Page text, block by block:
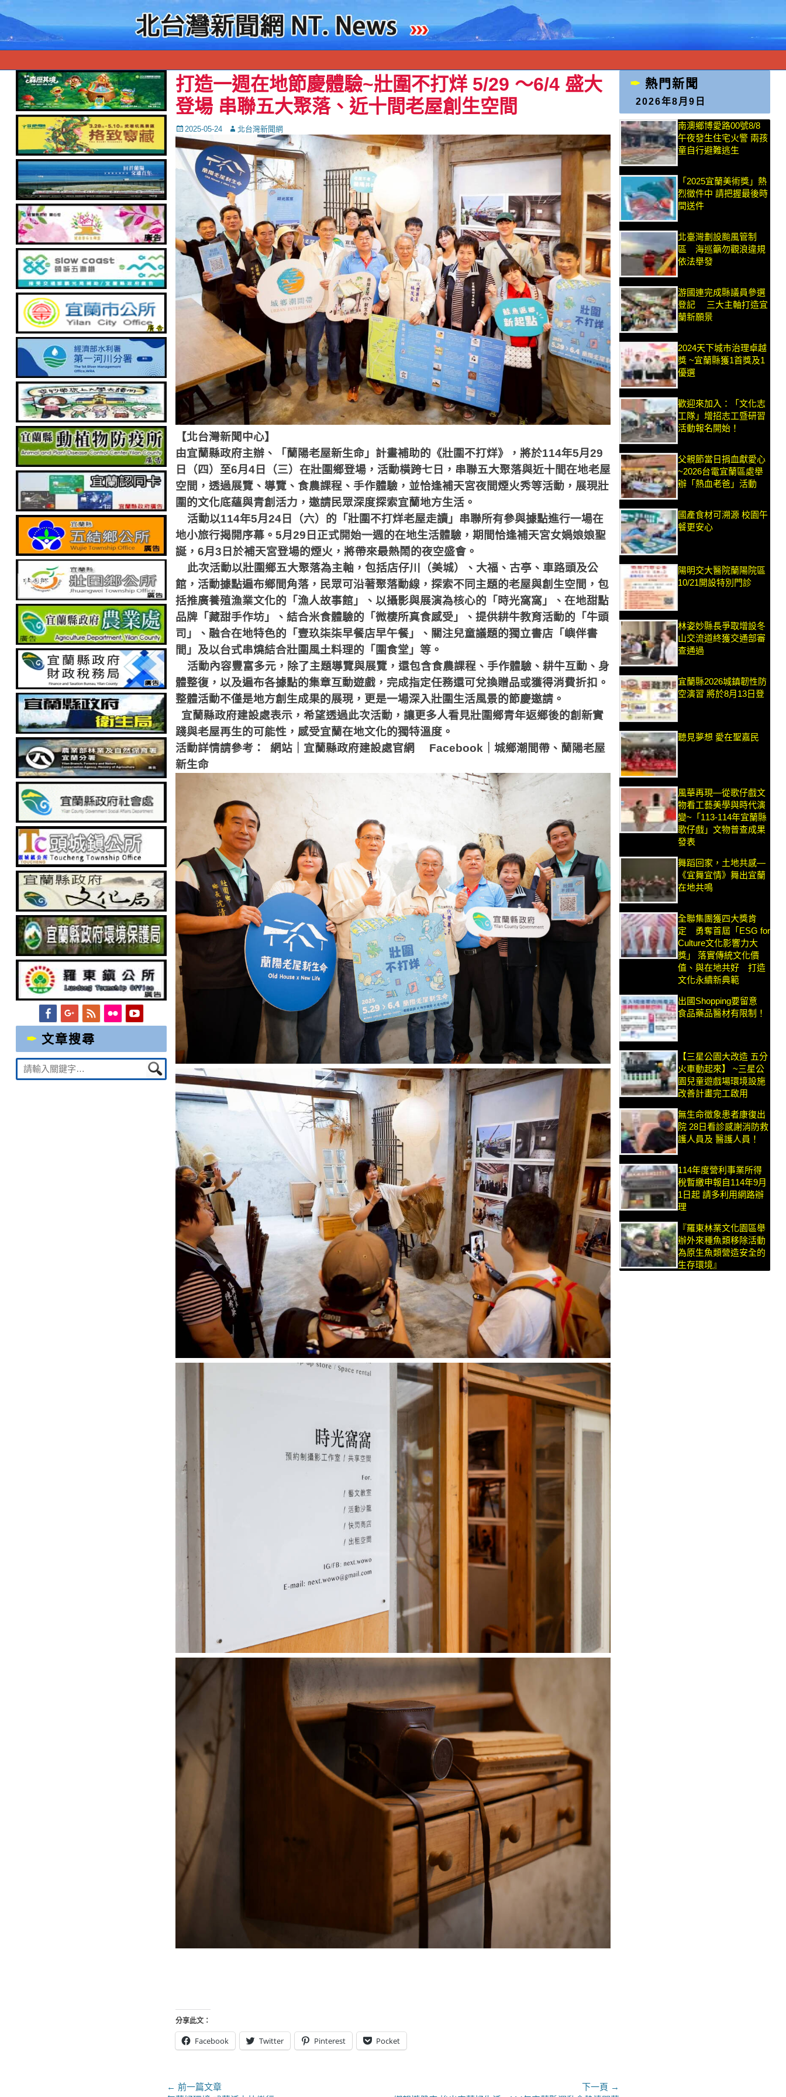
打造一週在地節慶體驗~壯圍不打烊 5/29 ～6/4 盛大
登場 串聯五大聚落、近十間老屋創生空間
Posted
on
2025-05-24 Autor北台灣新聞網
【北台灣新聞中心】
由宜蘭縣政府主辦、「蘭陽老屋新生命」計畫補助的《壯圍不打烊》，將於114年5月 29
日（四）至6月 4日（三）在壯圍鄉登場，活動橫跨七日，串聯五大聚落與近十間在地老屋
空間，透過展覽、導覽、食農課程、手作體驗，並恰逢補天宮夜間煙火秀等活動，展現壯
圍的文化底蘊與青創活力，邀請民眾深度探索宜蘭地方生活。
活動以114年5月 24日（六）的「壯圍不打烊老屋走讀」串聯所有參與據點進行一場在
地小旅行揭開序幕。 5月 29 日正式開始一週的在地生活體驗，期間恰逢補天宮女媧娘娘聖
誕， 6月 3 日於補天宮登場的煙火，將帶來最熱鬧的夜空盛會。
此次活動以壯圍鄉五大聚落為主軸，包括店仔川（美城）、大福、古亭、車路頭及公
館，活動據點遍布鄉間角落，民眾可沿著聚落動線，探索不同主題的老屋與創生空間，包
括推廣養殖漁業文化的「漁人故事館」、以攝影與展演為核心的「時光窩窩」、在地甜點
品牌「藏甜手作坊」、結合米食體驗的「微棲所真食感受」、提供耕牛教育活動的「牛頭
司」、融合在地特色的「壹玖柒柒早餐店早午餐」、關注兒童議題的獨立書店「嶼伴書
間」及以台式串燒結合壯圍風土料理的「圍食堂」等。
活動內容豐富多元，除了主題導覽與展覽，還包含食農課程、手作體驗、耕牛互動、身
體整復，以及遍布各據點的集章互動遊戲，完成指定任務還可兌換贈品或獲得消費折扣。
整體活動不僅是地方創生成果的展現，更是一場深入壯圍生活風景的節慶邀請。
宜蘭縣政府建設處表示，希望透過此次活動，讓更多人看見壯圍鄉青年返鄉後的創新實
踐與老屋再生的可能性，感受宜蘭在地文化的獨特溫度。
活動詳情請參考：
網站｜宜蘭縣政府建設處官網 Facebook｜城鄉潮間帶、蘭陽老屋
新生命
分享此文：
Facebook Twitter Pinterest Pocket
文
← 前一篇文章
下一頁 →
熱門新聞
2026年8月9日
南澳鄉博愛路00號8/8
午夜發生住宅火警 兩孩
童自行避難逃生
「2025宜蘭美術獎」熱
烈徵件中 請把握最後時
間送件
北臺灣劃設颱風管制
區 海巡籲勿觀浪違規
依法舉發
游國連完成縣議員參選
登記 三大主軸打造宜
蘭新願景
2024天下城市治理卓越
獎 ~宜蘭縣獲1首獎及1
優選
歡迎來加入：「文化志
工隊」增招志工暨研習
活動報名開始！
父親節當日捐血獻愛心
~2026台電宜蘭區處舉
辦「熱血老爸」活動
國產食材可溯源 校園午
餐更安心
陽明交大醫院蘭陽院區
10/21開設特別門診
林姿妙縣長爭取增設冬
山交流道終獲交通部審
查通過
宜蘭縣2026城鎮韌性防
空演習 將於8月13日登
聽見夢想 愛在聖嘉民
風華再現—從歌仔戲文
物看工藝美學與時代演
變~「113-114年宜蘭縣
歌仔戲」文物普查成果
發表
舞蹈回家，土地共感—
《宜舞宜情》舞出宜蘭
在地共鳴
全聯集團獲四大獎肯
定 勇奪首屆「ESG for
Culture文化影響力大
獎」 落實傳統文化價
值、與在地共好 打造
文化永續新典範
出國Shopping要留意
食品藥品醫材有限制！
【三星公園大改造 五分
火車動起來】 ~三星公
園兒童遊戲場環境設施
改善計畫完工啟用
無生命徵象患者康復出
院 28日看診感謝消防救
護人員及 醫護人員！
114年度營利事業所得
稅暫繳申報自114年9月
1日起 請多利用網路辦
理
『羅東林業文化園區舉
辦外來種魚類移除活動
為原生魚類營造安全的
生存環境』
FacebookGoogleplus
FeedFlickrYouTube
文章搜尋
Suche
nach: